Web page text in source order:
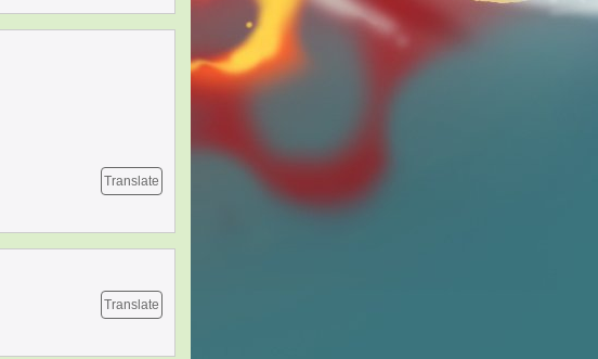
Translate
Translate